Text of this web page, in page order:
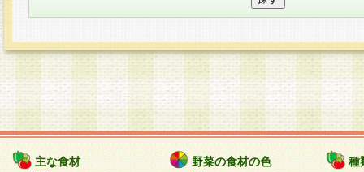
主な食材 野菜の食材の色 種